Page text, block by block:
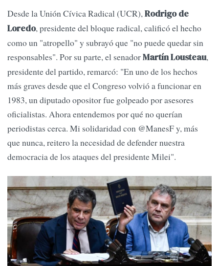
Desde la Unión Cívica Radical (UCR),Rodrigo de
Loredo, presidente del bloque radical, calificó el hecho
como un "atropello" y subrayó que "no puede quedar sin
responsables". Por su parte, el senadorMartín Lousteau,
presidente del partido, remarcó: "En uno de los hechos
más graves desde que el Congreso volvió a funcionar en
1983, un diputado opositor fue golpeado por asesores
oficialistas. Ahora entendemos por qué no querían
periodistas cerca. Mi solidaridad con @ManesF y, más
que nunca, reitero la necesidad de defender nuestra
democracia de los ataques del presidente Milei".